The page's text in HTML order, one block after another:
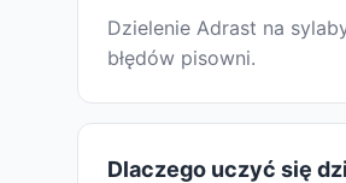
Dzielenie Adrast na
błędów pisowni.
Dlaczego uczyć się